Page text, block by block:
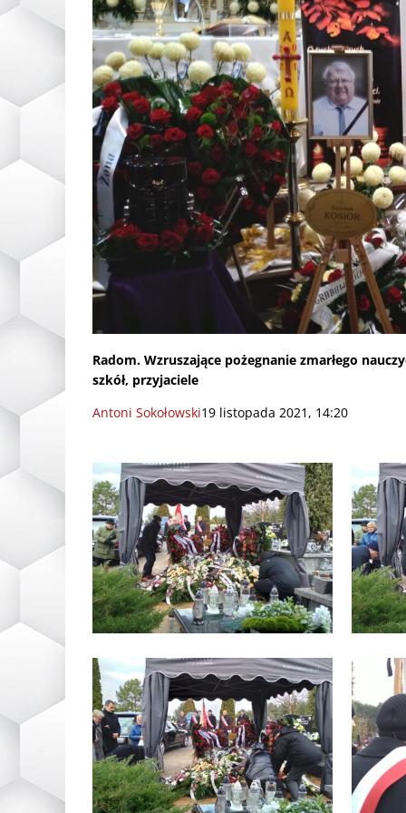
Radom. Wzruszające pożegnanie zmarłego
szkół, przyjaciele
Antoni Sokołowski19 listopada 2021, 14:20